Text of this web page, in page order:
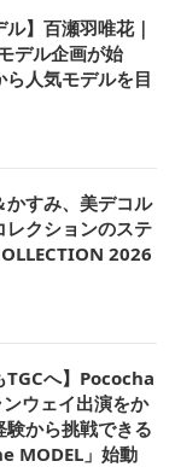
】百瀬羽唯花｜
デル企画が始
人気モデルを目
かすみ、美デコル
レクションのステ
2026
TGCへ】Pococha
ウェイ出演をか
から挑戦できる
MODEL」始動